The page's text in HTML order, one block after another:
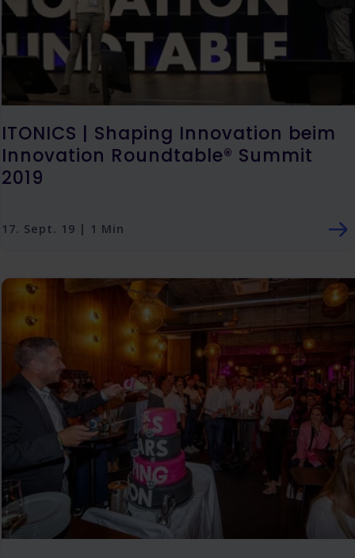
ITONICS | Shaping Innovation beim
Innovation Roundtable® Summit
2019
17. Sept. 19 | 1 Min